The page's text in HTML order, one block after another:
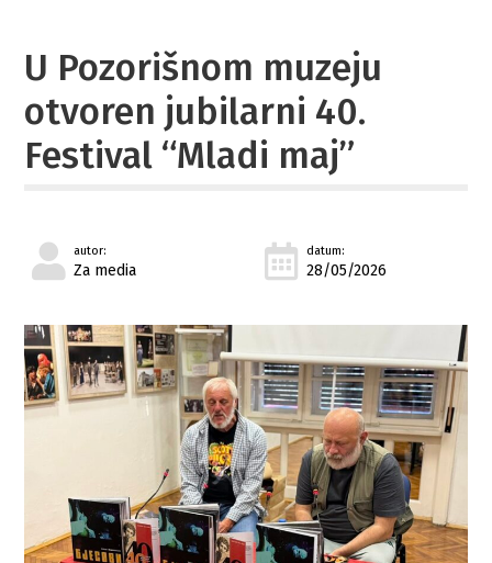
U Pozorišnom muzeju
otvoren jubilarni 40.
Festival “Mladi maj”
autor:
Za media
datum:
28/05/2026